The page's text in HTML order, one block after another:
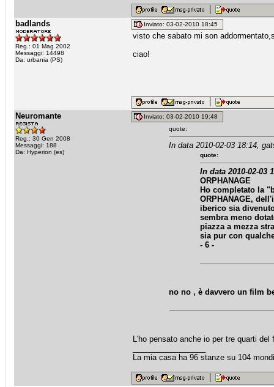
badlands
Reg.: 01 Mag 2002
Messaggi: 14498
Da: urbania (PS)
Inviato: 03-02-2010 18:45
visto che sabato mi son
ciao!
Neuromante
Reg.: 30 Gen 2008
Messaggi: 188
Da: Hyperion (es)
Inviato: 03-02-2010 19:48
quote:
In data 2010-02-03 18:14,
quote:
In data 2010-02-03
ORPHANAGE
Ho completato la
ORPHANAGE,
iberico sia
sembra meno
piazza a mezza
sia pur con
- 6 -
no no , è davvero un film
L'ho pensato anche io per tre quarti del
La mia casa ha 96 stanze su 104